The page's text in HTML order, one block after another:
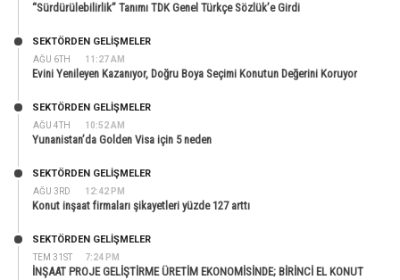
“Sürdürülebilirlik” Tanımı TDK Genel Türkçe Sözlük’e Girdi
AĞU 6TH 11:27 AM
SEKTÖRDEN GELIŞMELER
Evini Yenileyen Kazanıyor, Doğru Boya Seçimi Konutun Değerini Koruyor
AĞU 4TH 10:52 AM
SEKTÖRDEN GELIŞMELER
Yunanistan’da Golden Visa için 5 neden
AĞU 3RD 12:42 PM
SEKTÖRDEN GELIŞMELER
Konut inşaat firmaları şikayetleri yüzde 127 arttı
TEM 31ST 7:24 PM
SEKTÖRDEN GELIŞMELER
İNŞAAT PROJE GELİŞTİRME ÜRETİM EKONOMİSİNDE; BİRİNCİ EL KONUT